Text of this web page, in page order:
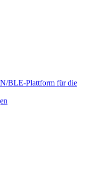
BLE-Plattform für die